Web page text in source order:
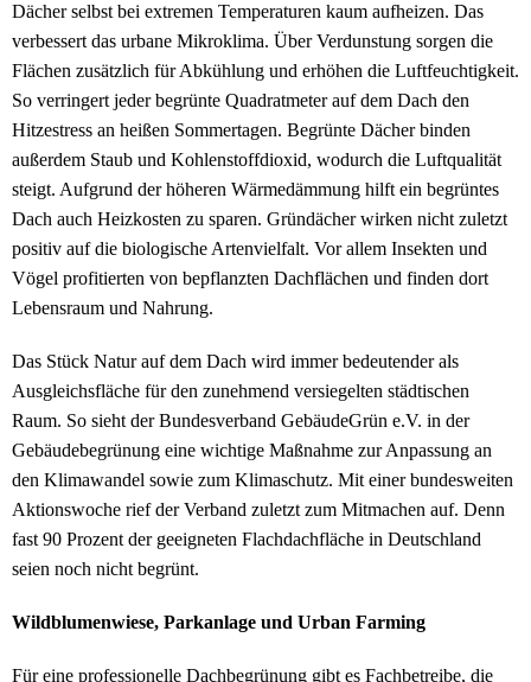
Dächer selbst bei extremen Temperaturen kaum aufheizen. Das
verbessert das urbane Mikroklima. Über Verdunstung sorgen die
Flächen zusätzlich für Abkühlung und erhöhen die Luftfeuchtigkeit.
So verringert jeder begrünte Quadratmeter auf dem Dach den
Hitzestress an heißen Sommertagen. Begrünte Dächer binden
außerdem Staub und Kohlenstoffdioxid, wodurch die Luftqualität
steigt. Aufgrund der höheren Wärmedämmung hilft ein begrüntes
Dach auch Heizkosten zu sparen. Gründächer wirken nicht zuletzt
positiv auf die biologische Artenvielfalt. Vor allem Insekten und
Vögel profitierten von bepflanzten Dachflächen und finden dort
Lebensraum und Nahrung.
Das Stück Natur auf dem Dach wird immer bedeutender als
Ausgleichsfläche für den zunehmend versiegelten städtischen
Raum. So sieht der Bundesverband GebäudeGrün e.V. in der
Gebäudebegrünung eine wichtige Maßnahme zur Anpassung an
den Klimawandel sowie zum Klimaschutz. Mit einer bundesweiten
Aktionswoche rief der Verband zuletzt zum Mitmachen auf. Denn
fast 90 Prozent der geeigneten Flachdachfläche in Deutschland
seien noch nicht begrünt.
Wildblumenwiese, Parkanlage und Urban Farming
Für eine professionelle Dachbegrünung gibt es Fachbetreibe, die